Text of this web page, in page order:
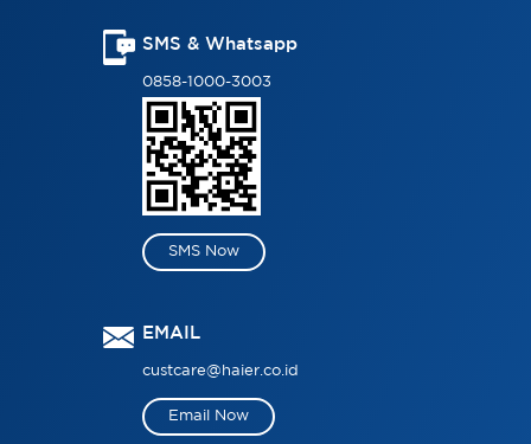
SMS & Whatsapp
0858-1000-3003
SMS Now
EMAIL
custcare@haier.co.id
Email Now